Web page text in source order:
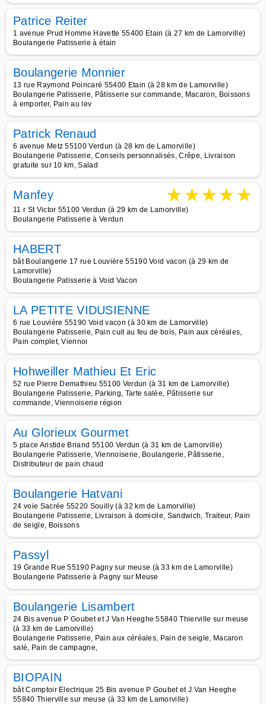
Patrice Reiter
1 avenue Prud Homme Havette 55400 Etain (à 27 km de Lamorville)
Boulangerie Patisserie à étain
Boulangerie Monnier
13 rue Raymond Poincaré 55400 Etain (à 28 km de Lamorville)
Boulangerie Patisserie, Pâtisserie sur commande, Macaron, Boissons
à emporter, Pain au lev
Patrick Renaud
6 avenue Metz 55100 Verdun (à 28 km de Lamorville)
Boulangerie Patisserie, Conseils personnalisés, Crêpe, Livraison
gratuite sur 10 km, Salad
Manfey ★★★★★
11 r St Victor 55100 Verdun (à 29 km de Lamorville)
Boulangerie Patisserie à Verdun
HABERT
bât Boulangerie 17 rue Louvière 55190 Void vacon (à 29 km de
Lamorville)
Boulangerie Patisserie à Void Vacon
LA PETITE VIDUSIENNE
6 rue Louvière 55190 Void vacon (à 30 km de Lamorville)
Boulangerie Patisserie, Pain cuit au feu de bois, Pain aux céréales,
Pain complet, Viennoi
Hohweiller Mathieu Et Eric
52 rue Pierre Demathieu 55100 Verdun (à 31 km de Lamorville)
Boulangerie Patisserie, Parking, Tarte salée, Pâtisserie sur
commande, Viennoiserie région
Au Glorieux Gourmet
5 place Aristide Briand 55100 Verdun (à 31 km de Lamorville)
Boulangerie Patisserie, Viennoiserie, Boulangerie, Pâtisserie,
Distributeur de pain chaud
Boulangerie Hatvani
24 voie Sacrée 55220 Souilly (à 32 km de Lamorville)
Boulangerie Patisserie, Livraison à domicile, Sandwich, Traiteur, Pain
de seigle, Boissons
Passyl
19 Grande Rue 55190 Pagny sur meuse (à 33 km de Lamorville)
Boulangerie Patisserie à Pagny sur Meuse
Boulangerie Lisambert
24 Bis avenue P Goubet et J Van Heeghe 55840 Thierville sur meuse
(à 33 km de Lamorville)
Boulangerie Patisserie, Pain aux céréales, Pain de seigle, Macaron
salé, Pain de campagne,
BIOPAIN
bât Comptoir Electrique 25 Bis avenue P Goubet et J Van Heeghe
55840 Thierville sur meuse (à 33 km de Lamorville)